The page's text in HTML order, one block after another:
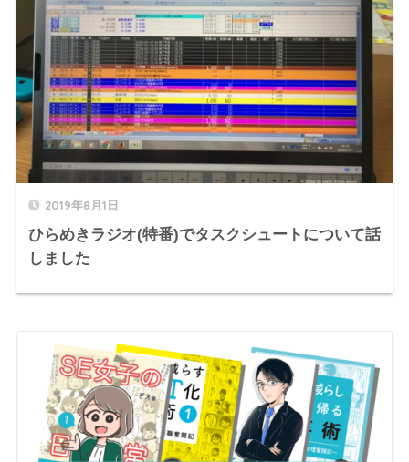
2019年8月1日
ひらめきラジオ(特番)でタスクシュートについて話
しました